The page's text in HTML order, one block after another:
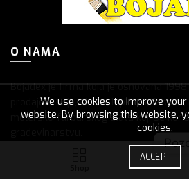
O NAMA
Bojadex je firma koja je osnovana
prodajom boja,lakova, lepkova, fasada,
molersko-farbarskog alata koji se
We use cookies to improve
website. By browsing this website,
cookies.
ACCEPT